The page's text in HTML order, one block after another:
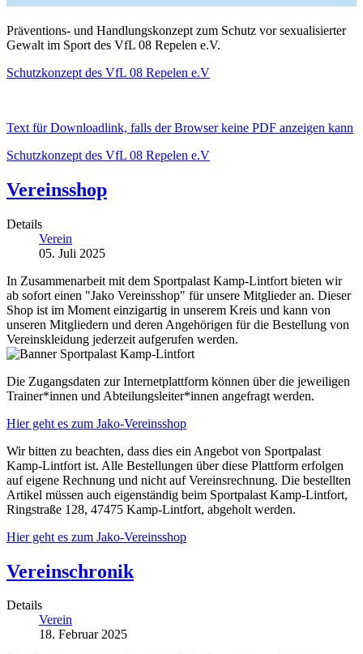
Präventions- und Handlungskonzept zum Schutz vor sexualisierter
Gewalt im Sport des VfL 08 Repelen e.V.
Schutzkonzept des VfL 08 Repelen e.V
Text für Downloadlink, falls der Browser keine PDF anzeigen kann
Schutzkonzept des VfL 08 Repelen e.V
Vereinsshop
Details
Verein
05. Juli 2025
In Zusammenarbeit mit dem Sportpalast Kamp-Lintfort bieten wir
ab sofort einen "Jako Vereinsshop" für unsere Mitglieder an. Dieser
Shop ist im Moment einzigartig in unserem Kreis und kann von
unseren Mitgliedern und deren Angehörigen für die Bestellung von
Vereinskleidung jederzeit aufgerufen werden.
Die Zugangsdaten zur Internetplattform können über die jeweiligen
Trainer*innen und Abteilungsleiter*innen angefragt werden.
Hier geht es zum Jako-Vereinsshop
Wir bitten zu beachten, dass dies ein Angebot von Sportpalast
Kamp-Lintfort ist. Alle Bestellungen über diese Plattform erfolgen
auf eigene Rechnung und nicht auf Vereinsrechnung. Die bestellten
Artikel müssen auch eigenständig beim Sportpalast Kamp-Lintfort,
Ringstraße 128, 47475 Kamp-Lintfort, abgeholt werden.
Hier geht es zum Jako-Vereinsshop
Vereinschronik
Details
Verein
18. Februar 2025